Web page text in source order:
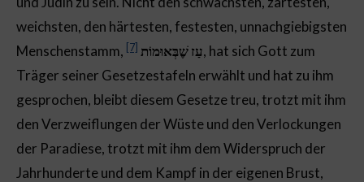
weichsten, den härtesten, festesten, unnachgiebigsten
Menschenstamm, [7] עַז שֶׁבְּאוּמוֹת, hat sich Gott zum
Träger seiner Gesetzestafeln erwählt und hat zu ihm
gesprochen, bleibt diesem Gesetze treu, trotzt mit ihm
den Verzweiflungen der Wüste und den Verlockungen
der Paradiese, trotzt mit ihm dem Widerspruch der
Jahrhunderte und dem Kampf in der eigenen Brust,